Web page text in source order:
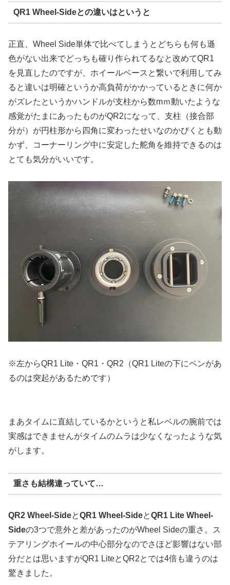
QR1 Wheel-Sideとの違いはというと
正直、Wheel Side単体で比べてしまうとどちらも何も遜
色がない出来でどっちも確り作られてるなと改めてQR1
を見直したのですが、ホイールベースと繋いで利用してみ
ると違いは明確というか高負荷がかかっているときに何か
がズレたというかハンドルが支柱から数mｍ動いたような
感覚がたまにあったものがQR2になって、支柱（接合部
分が）が円柱形から四角に変わったせいなのかびくとも動
かず、コーナーリング中に安定した舵角を維持できるのは
とても気分がいいです。
※左からQR1 Lite・QR1・QR2（QR1 Liteの下にペンがあ
るのは突起があるためです）
まあタイムに直結しているかというと私レベルの腕前では
実感はできませんがタイムのムラは少なくなったような気
がします。
重さも結構違っていて…
QR2 Wheel-SideとQR1 Wheel-SideとQR1 Lite Wheel-
Sideの3つで意外と差があったのがWheel Sideの重さ。ス
テアリングホイールの中心部分なのでさほど影響はない部
分だとは思いますがQR1 LiteとQR2とでは4倍も違うのは
驚きました。